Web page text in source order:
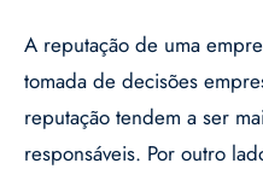
A reputação de uma
tomada de decisões
reputação tendem a ser
responsáveis. Por outro